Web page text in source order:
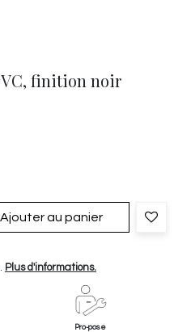
finition noir
Ajouter au panier
Plus d'informations.
Pro-pose